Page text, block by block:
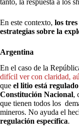
En este contexto, los
estrategias sobre la
Argentina
En el caso de la
difícil ver con claridad,
que el litio está
Constitución Nacional,
que tienen todos los
mineros. No ayuda el
regulación específica.